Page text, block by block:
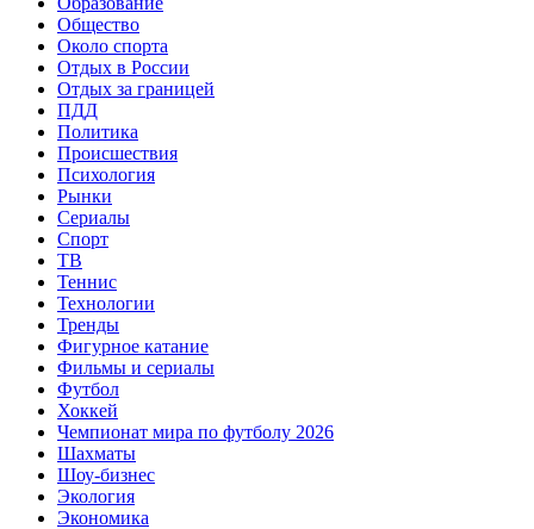
Общество
Около спорта
Отдых в России
Отдых за границей
ПДД
Политика
Происшествия
Психология
Рынки
Сериалы
Спорт
ТВ
Теннис
Технологии
Тренды
Фигурное катание
Фильмы и сериалы
Футбол
Хоккей
Чемпионат мира по футболу 2026
Шахматы
Шоу-бизнес
Экология
Экономика